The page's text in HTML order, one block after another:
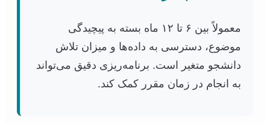
معمولاً بین ۶ تا ۱۲ ماه بسته به پیچیدگی
موضوع، دسترسی به داده‌ها و میزان تلاش
دانشجو متغیر است. برنامه‌ریزی دقیق می‌تواند
به انجام در زمان مقرر کمک کند.